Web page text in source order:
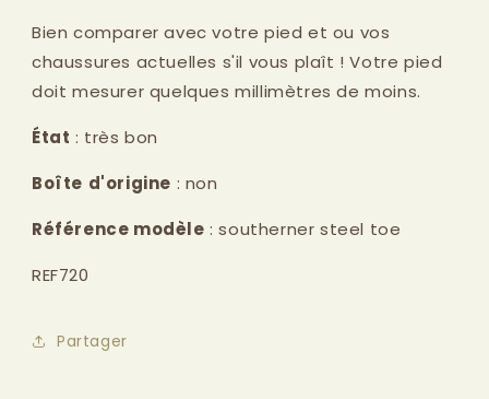
Bien comparer avec votre pied et ou vos
chaussures actuelles s'il vous plaît ! Votre pied
doit mesurer quelques millimètres de moins.
État : très bon
Boîte d'origine : non
Référence modèle : southerner steel toe
REF720
Partager